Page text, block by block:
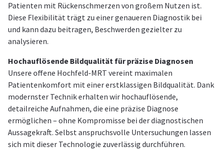
Patienten mit Rückenschmerzen von großem Nutzen ist.
Diese Flexibilität trägt zu einer genaueren Diagnostik bei
und kann dazu beitragen, Beschwerden gezielter zu
analysieren.
Hochauflösende Bildqualität für präzise Diagnosen
Unsere offene Hochfeld-MRT vereint maximalen
Patientenkomfort mit einer erstklassigen Bildqualität. Dank
modernster Technik erhalten wir hochauflösende,
detailreiche Aufnahmen, die eine präzise Diagnose
ermöglichen – ohne Kompromisse bei der diagnostischen
Aussagekraft. Selbst anspruchsvolle Untersuchungen lassen
sich mit dieser Technologie zuverlässig durchführen.